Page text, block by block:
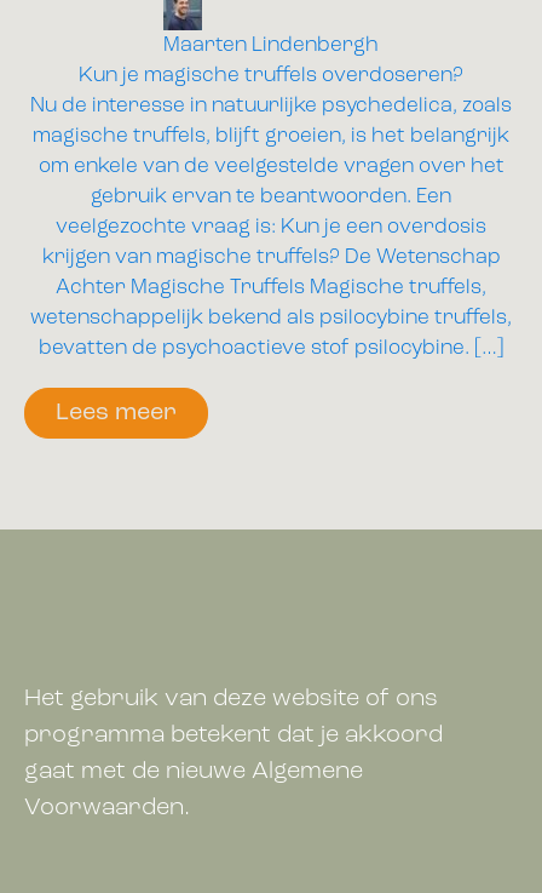
Maarten Lindenbergh
Kun je magische truffels overdoseren?
Nu de interesse in natuurlijke psychedelica, zoals
magische truffels, blijft groeien, is het belangrijk
om enkele van de veelgestelde vragen over het
gebruik ervan te beantwoorden. Een
veelgezochte vraag is: Kun je een overdosis
krijgen van magische truffels? De Wetenschap
Achter Magische Truffels Magische truffels,
wetenschappelijk bekend als psilocybine truffels,
bevatten de psychoactieve stof psilocybine. […]
Lees meer
Het gebruik van deze website of ons
programma betekent dat je akkoord
gaat met de nieuwe Algemene
Voorwaarden.